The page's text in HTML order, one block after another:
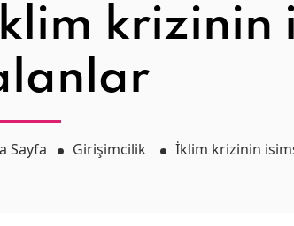
krizinin
Sayfa Girişimcilik İklim krizinin